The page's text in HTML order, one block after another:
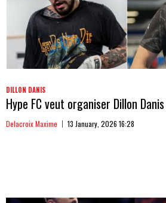
DILLON DANIS
Hype FC veut organiser Dillon
Delacroix Maxime 13 January, 2026 16:28